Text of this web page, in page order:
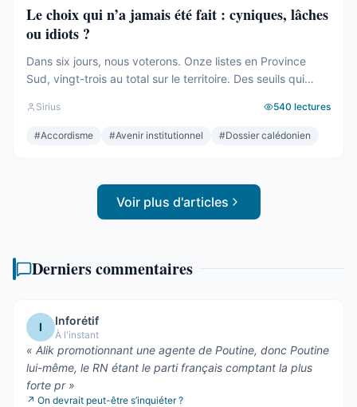
Le choix qui n’a jamais été fait : cyniques, lâches
ou idiots ?
Dans six jours, nous voterons. Onze listes en Province
Sud, vingt-trois au total sur le territoire. Des seuils qui
le soir même, dans les couloirs, loin des électeurs. Tout
cela compte. Tout cela a été décrit ici, semaine après
Sirius 540 lectures
#Accordisme #Avenir institutionnel #Dossier calédonien
Voir plus d'articles
Derniers commentaires
I Inforétif
À l'instant
« Alik promotionnant une agente de Poutine, donc Poutine
lui-même, le RN étant le parti français comptant la plus
forte pr»
↗ On devrait peut-être s’inquiéter ?